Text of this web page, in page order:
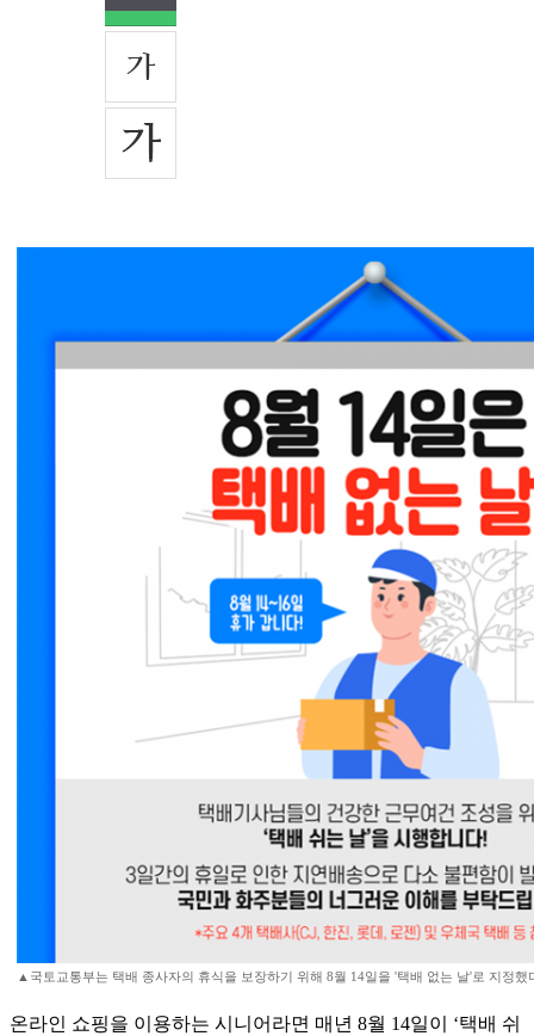
▲국토교통부는 택배 종사자의 휴식을 보장하기 위해 8월 14일을 '택배 없는 날'로 지정했
온라인 쇼핑을 이용하는 시니어라면 매년 8월 14일이 ‘택배 쉬